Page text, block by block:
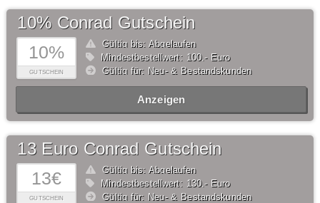
10%
GUTSCHEIN
10% Conrad Gutschein
Gültig bis: Abgelaufen
Mindestbestellwert: 100,- Euro
Gültig für: Neu- & Bestandskunden
Anzeigen
13€
GUTSCHEIN
13 Euro Conrad Gutschein
Gültig bis: Abgelaufen
Mindestbestellwert: 130,- Euro
Gültig für: Neu- & Bestandskunden